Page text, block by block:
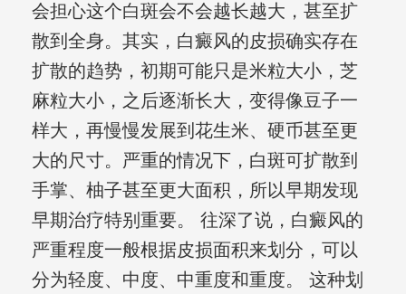
会担心这个白斑会不会越长越大，甚至扩
散到全身。其实，白癜风的皮损确实存在
扩散的趋势，初期可能只是米粒大小，芝
麻粒大小，之后逐渐长大，变得像豆子一
样大，再慢慢发展到花生米、硬币甚至更
大的尺寸。严重的情况下，白斑可扩散到
手掌、柚子甚至更大面积，所以早期发现
早期治疗特别重要。 往深了说，白癜风的
严重程度一般根据皮损面积来划分，可以
分为轻度、中度、中重度和重度。 这种划